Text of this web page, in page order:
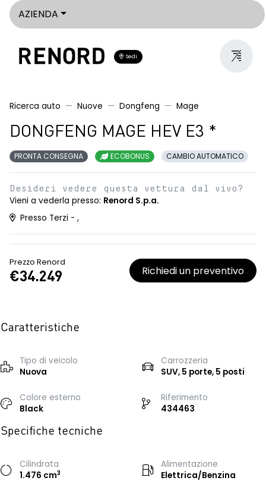
AZIENDA
Sedi
Ricerca auto Nuove Dongfeng Mage
DONGFENG MAGE HEV E3 *
PRONTA CONSEGNA ECOBONUS CAMBIO AUTOMATICO
Desideri vedere questa vettura dal vivo?
Vieni a vederla presso: Renord S.p.a.
Presso Terzi - ,
Prezzo Renord
€34.249 Richiedi un preventivo
Caratteristiche
Tipo di veicolo
Nuova
Carrozzeria
SUV, 5 porte, 5 posti
Colore esterno
Black
Riferimento
434463
Specifiche tecniche
Cilindrata
1.476 cm3
Alimentazione
Elettrica/Benzina